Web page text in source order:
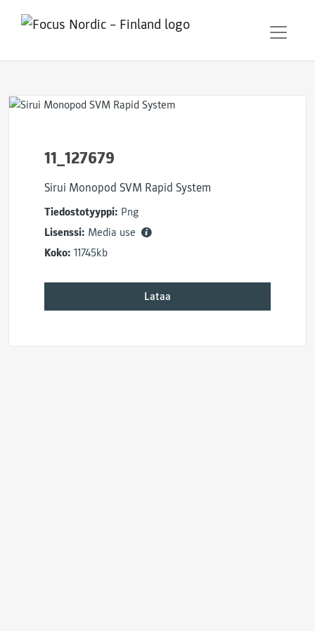
11_127679
Sirui Monopod SVM Rapid System
Tiedostotyyppi: Png
Lisenssi: Media use
Koko: 11745kb
Lataa